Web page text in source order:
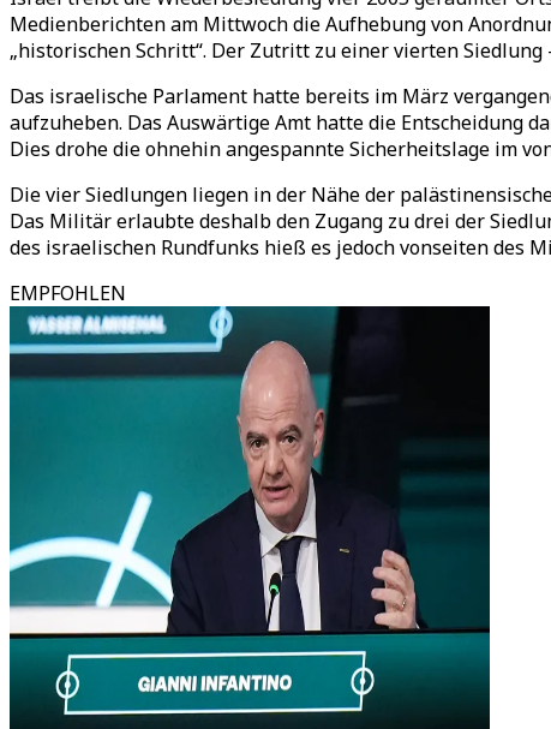
Medienberichten am Mittwoch die Aufhebung von
„historischen Schritt“. Der Zutritt zu einer vierten
Das israelische Parlament hatte bereits im März
aufzuheben. Das Auswärtige Amt hatte die Entscheidung
Dies drohe die ohnehin angespannte Sicherheitslage im
Die vier Siedlungen liegen in der Nähe der
Das Militär erlaubte deshalb den Zugang zu drei der
des israelischen Rundfunks hieß es jedoch vonseiten des
EMPFOHLEN